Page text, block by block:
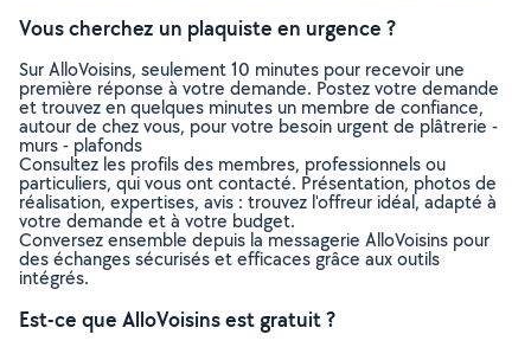
Vous cherchez un plaquiste en urgence ?
Sur AlloVoisins, seulement 10 minutes pour recevoir une
première réponse à votre demande. Postez votre demande
et trouvez en quelques minutes un membre de confiance,
autour de chez vous, pour votre besoin urgent de plâtrerie -
murs - plafonds
Consultez les profils des membres, professionnels ou
particuliers, qui vous ont contacté. Présentation, photos de
réalisation, expertises, avis : trouvez l'offreur idéal, adapté à
votre demande et à votre budget.
Conversez ensemble depuis la messagerie AlloVoisins pour
des échanges sécurisés et efficaces grâce aux outils
intégrés.
Est-ce que AlloVoisins est gratuit ?